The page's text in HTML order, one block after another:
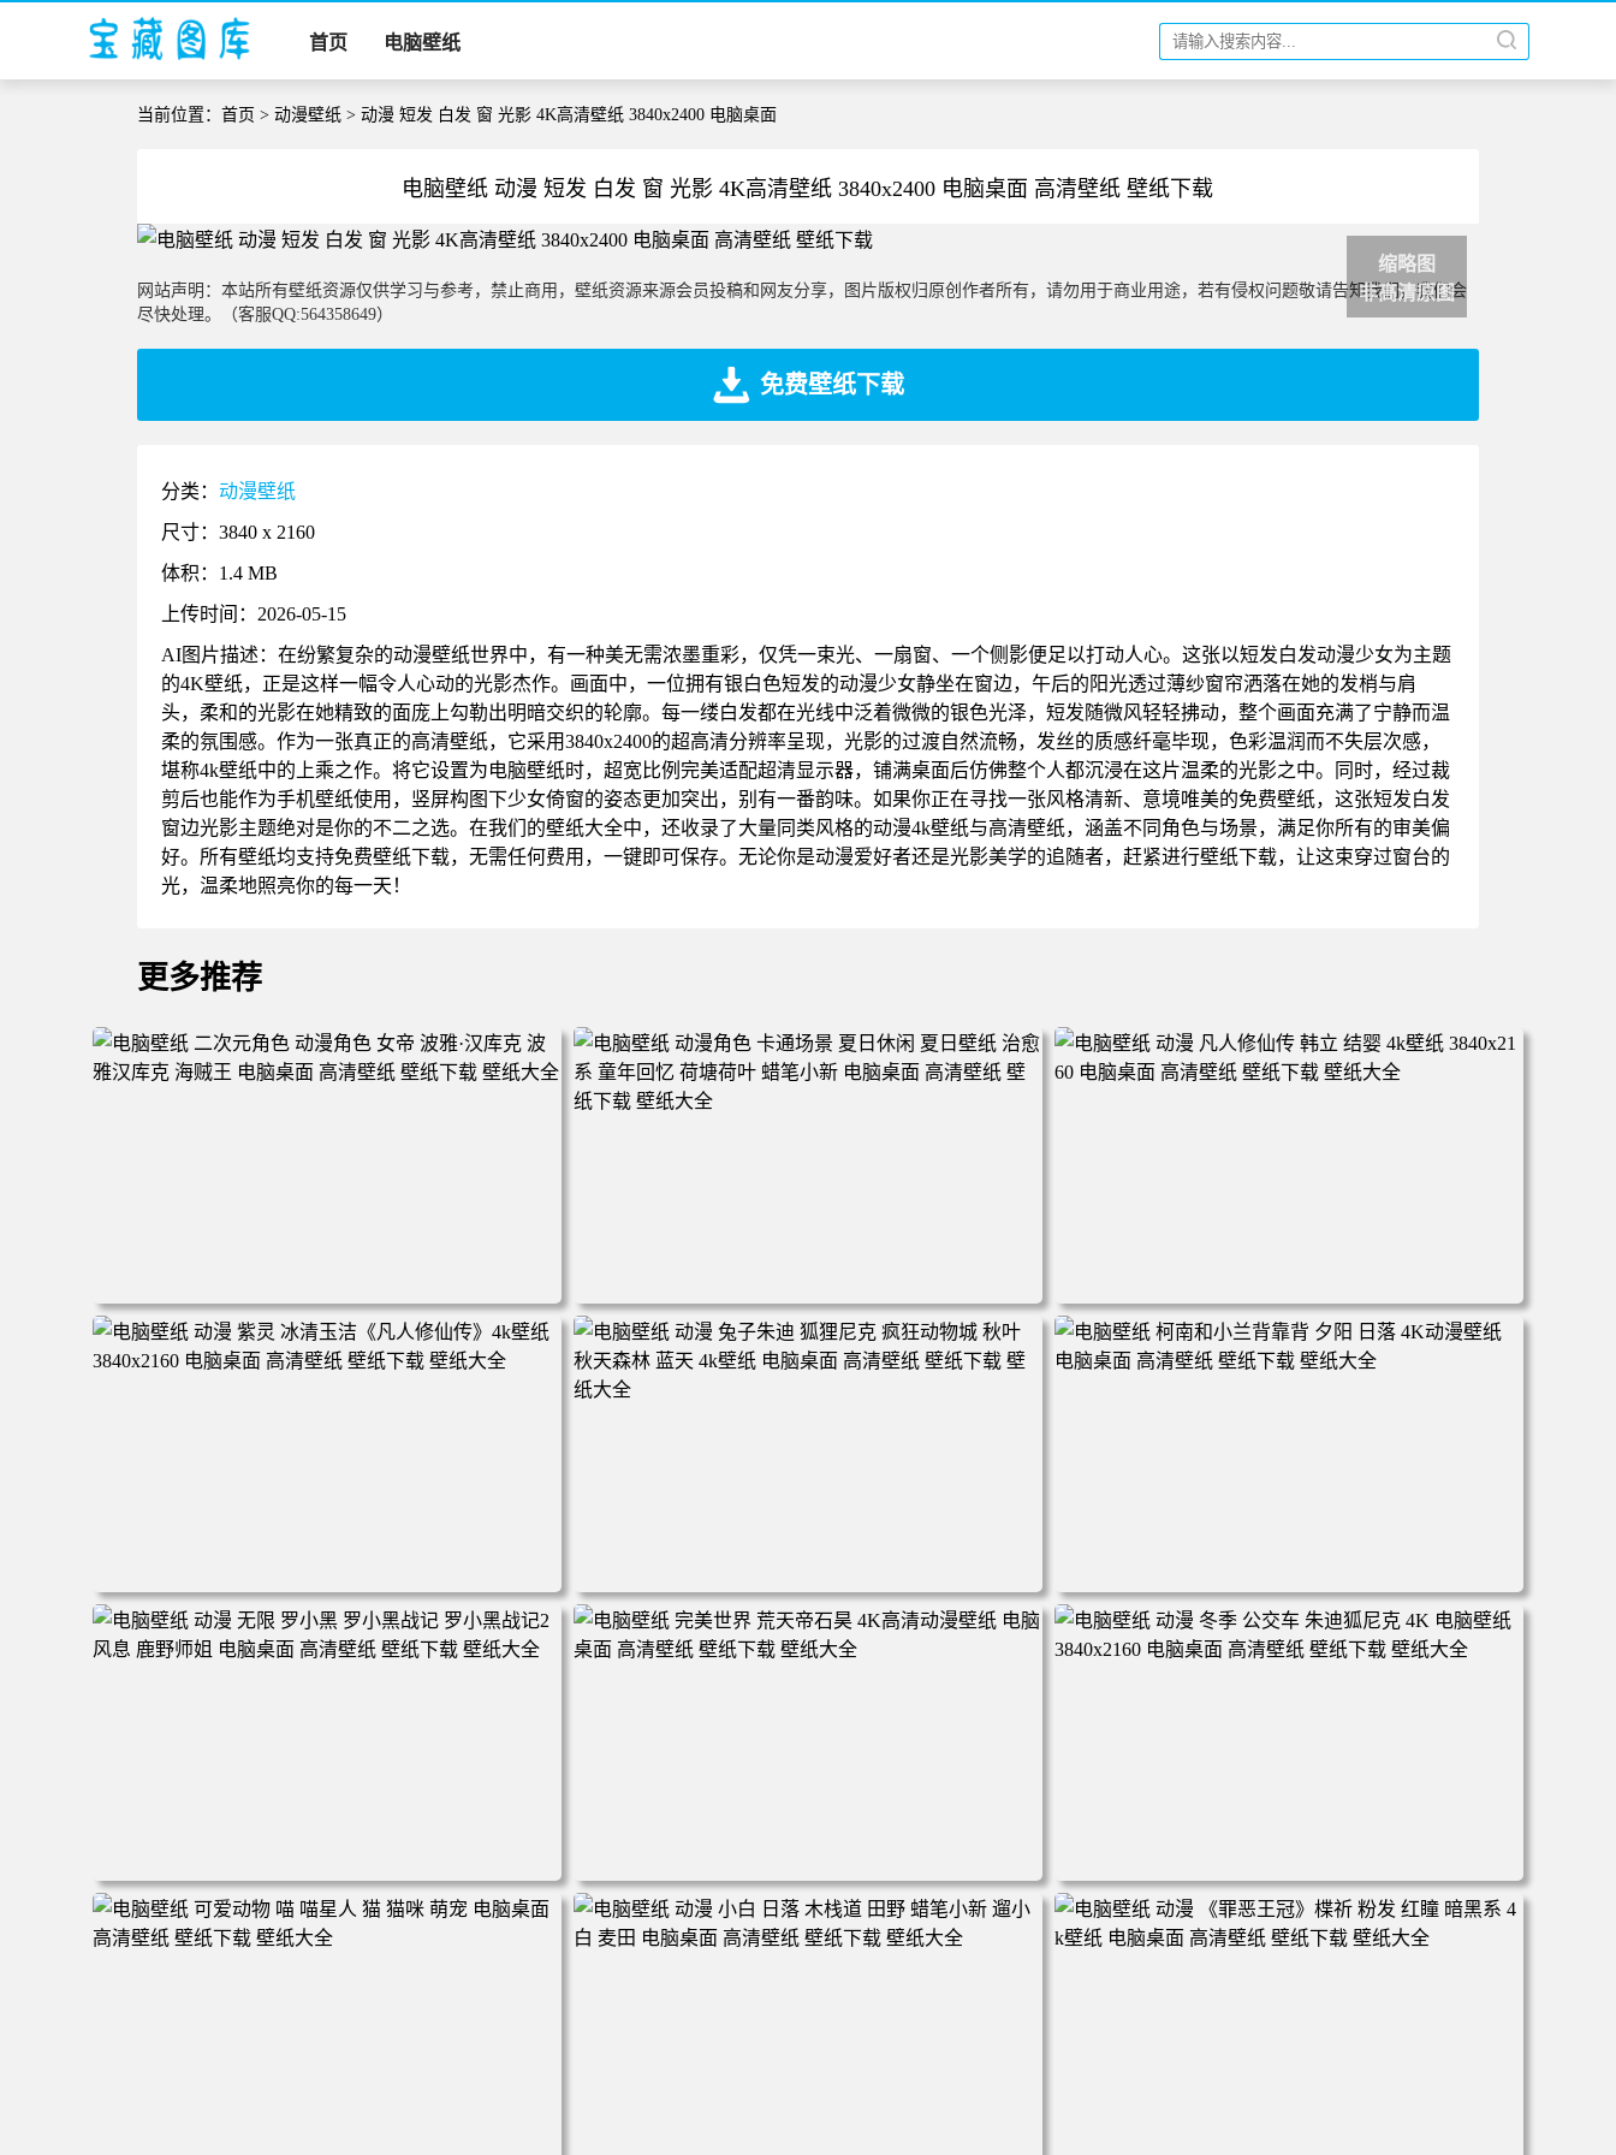
首页 电脑壁纸
当前位置：首页 >动漫壁纸 > 动漫 短发 白发 窗 光影 4K高清壁纸 3840x2400 电脑桌面
电脑壁纸 动漫 短发 白发 窗 光影 4K高清壁纸 3840x2400 电脑桌面 高清壁纸 壁纸下载
缩略图
非高清原图
网站声明：本站所有壁纸资源仅供学习与参考，禁止商用，壁纸资源来源会员投稿和网友分享，图片版权归原创作者所有，请勿用于商业用途，若有侵权问题敬请告知我们，我们会
尽快处理。（客服QQ:564358649）
免费壁纸下载
分类：动漫壁纸
尺寸：3840 x 2160
体积：1.4 MB
上传时间：2026-05-15
AI图片描述：在纷繁复杂的动漫壁纸世界中，有一种美无需浓墨重彩，仅凭一束光、一扇窗、一个侧影便足以打动人心。这张以短发白发动漫少女为主题
的4K壁纸，正是这样一幅令人心动的光影杰作。画面中，一位拥有银白色短发的动漫少女静坐在窗边，午后的阳光透过薄纱窗帘洒落在她的发梢与肩
头，柔和的光影在她精致的面庞上勾勒出明暗交织的轮廓。每一缕白发都在光线中泛着微微的银色光泽，短发随微风轻轻拂动，整个画面充满了宁静而温
柔的氛围感。作为一张真正的高清壁纸，它采用3840x2400的超高清分辨率呈现，光影的过渡自然流畅，发丝的质感纤毫毕现，色彩温润而不失层次感，
堪称4k壁纸中的上乘之作。将它设置为电脑壁纸时，超宽比例完美适配超清显示器，铺满桌面后仿佛整个人都沉浸在这片温柔的光影之中。同时，经过裁
剪后也能作为手机壁纸使用，竖屏构图下少女倚窗的姿态更加突出，别有一番韵味。如果你正在寻找一张风格清新、意境唯美的免费壁纸，这张短发白发
窗边光影主题绝对是你的不二之选。在我们的壁纸大全中，还收录了大量同类风格的动漫4k壁纸与高清壁纸，涵盖不同角色与场景，满足你所有的审美偏
好。所有壁纸均支持免费壁纸下载，无需任何费用，一键即可保存。无论你是动漫爱好者还是光影美学的追随者，赶紧进行壁纸下载，让这束穿过窗台的
光，温柔地照亮你的每一天！
更多推荐
电脑壁纸 二次元角色 动漫角色 女帝 波雅·汉库克 波雅汉库
克 海贼王 电脑桌面 高清壁纸 壁纸下载 壁纸大全
电脑壁纸 动漫角色 卡通场景 夏日休闲 夏日壁纸 治愈系 童
年回忆 荷塘荷叶 蜡笔小新 电脑桌面 高清壁纸 壁纸下载 壁
纸大全
电脑壁纸 动漫 凡人修仙传 韩立 结婴 4k壁纸 3840x2160 电
脑桌面 高清壁纸 壁纸下载 壁纸大全
电脑壁纸 动漫 紫灵 冰清玉洁《凡人修仙传》4k壁纸 3840x2
160 电脑桌面 高清壁纸 壁纸下载 壁纸大全
电脑壁纸 动漫 兔子朱迪 狐狸尼克 疯狂动物城 秋叶 秋天森
林 蓝天 4k壁纸 电脑桌面 高清壁纸 壁纸下载 壁纸大全
电脑壁纸 柯南和小兰背靠背 夕阳 日落 4K动漫壁纸 电脑桌
面 高清壁纸 壁纸下载 壁纸大全
电脑壁纸 动漫 无限 罗小黑 罗小黑战记 罗小黑战记2 风息
鹿野师姐 电脑桌面 高清壁纸 壁纸下载 壁纸大全
电脑壁纸 完美世界 荒天帝石昊 4K高清动漫壁纸 电脑桌面
高清壁纸 壁纸下载 壁纸大全
电脑壁纸 动漫 冬季 公交车 朱迪狐尼克 4K 电脑壁纸 3840x2
160 电脑桌面 高清壁纸 壁纸下载 壁纸大全